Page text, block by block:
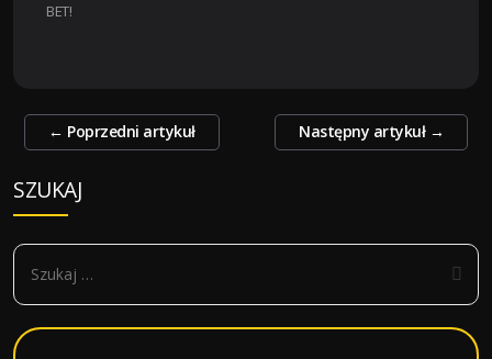
BET!
Zobacz
← Poprzedni artykuł Następny artykuł →
SZUKAJ
S
k